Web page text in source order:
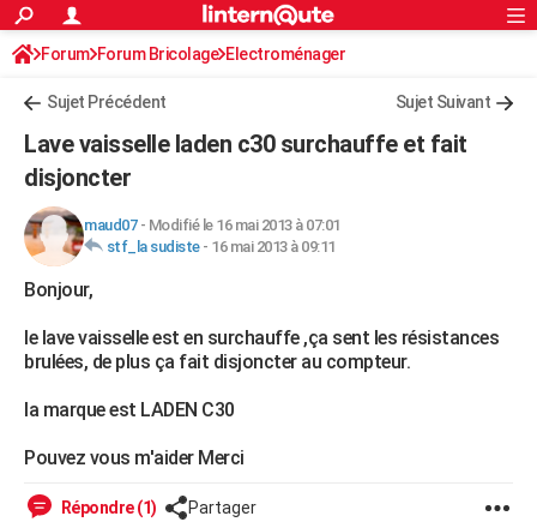
ACTUALITÉS
Politique
Société
Faits Divers
Education
Monde
Villes
+
Programme TV
TNTStreaming
Cinéma
Sorties cinéma
Musique
FINANCE
Retraite
Impôts
Epargne
Immobilier
Risques naturels par ville
Banque
Assurance
Crédit
AUTO
Essais
Réserver un essai
Citadines
Berlines
SUV
Forum auto
HIGH-TECH
Forum
Aménagement intérieur
Extérieur
Cuisine
Salle de bains
Jardinage
Rangement
WEEK-END
Guides de France
Escapades
Patrimoine
Expositions
Musées
Week-end nature
+LIFESTYLE
Art de vivre
Bien-être
Loisirs
Mode
Modes de vie
SANTE
Alimentation
Guide de la santé
Maladies
Médicaments
Sommeil
VOYAGE
S'inscrire
Connexion
Forum Forum Bricolage Electroménager
Sujet Précédent Sujet Suivant
Lave vaisselle laden c30 surchauffe et fait
disjoncter
maud07- Modifié le 16 mai 2013 à 07:01
stf_la sudiste- 16 mai 2013 à 09:11
Bonjour,
le lave vaisselle est en surchauffe ,ça sent les résistances
brulées, de plus ça fait disjoncter au compteur.
la marque est LADEN C30
Pouvez vous m'aider Merci
Répondre (1) Partager